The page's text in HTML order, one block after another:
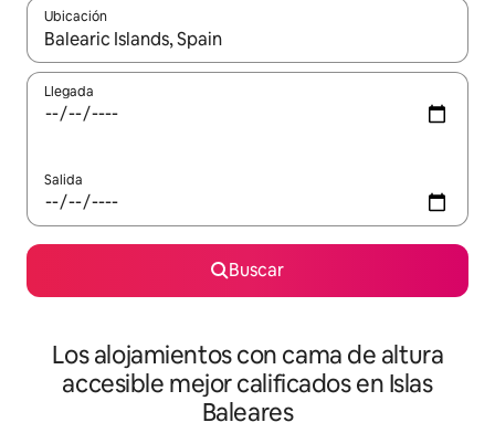
Ubicación
Cuando los resultados estén disponibles, podrás navegar
Llegada
Salida
Buscar
Los alojamientos con cama de altura
accesible mejor calificados en Islas
Baleares